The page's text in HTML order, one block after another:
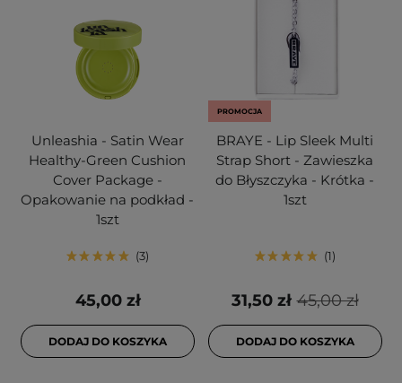
Unleashia - Satin Wear
Healthy-Green Cushion
Cover Package -
Opakowanie na podkład -
1szt
3
45,00 zł
DODAJ DO KOSZYKA
PROMOCJA
BRAYE - Lip Sleek Multi
Strap Short - Zawieszka
do Błyszczyka - Krótka -
1szt
1
45,00 zł
31,50 zł
DODAJ DO KOSZYKA